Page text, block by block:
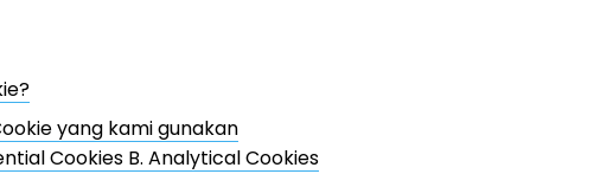
yang kami gunakan
Cookies B. Analytical Cookies